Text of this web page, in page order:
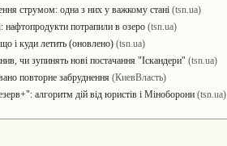
струмом: одна з них у важкому стані (tsn.ua)
нафтопродукти потрапили в озеро (tsn.ua)
і куди летить (оновлено) (tsn.ua)
чи зупинять нові постачання "Іскандери" (tsn.ua)
повторне забруднення (КиевВласть)
алгоритм дій від юристів і Міноборони (tsn.ua)